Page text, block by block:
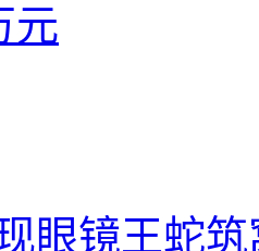
元
眼镜王蛇